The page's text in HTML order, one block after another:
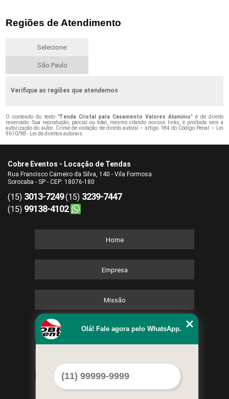
Regiões de Atendimento
Selecione:
São Paulo
Verifique as regiões que atendemos
O conteúdo do texto "Tenda Cristal para Casamento Valores Alumínio" é de direito
reservado. Sua reprodução, parcial ou total, mesmo citando nossos links, é proibida sem a
autorização do autor. Crime de violação de direito autoral – artigo 184 do Código Penal – Lei
9610/98 - Lei de direitos autorais.
Cobre Eventos - Locação de Tendas
Rua Francisco Carneiro da Silva, 140 - Vila Formosa
Sorocaba - SP - CEP: 18076-180
(15) 3013-7249(15) 3239-7447
(15) 99138-4102
Home
Empresa
Missão
Serviços
Mapa do site
Olá! Fale agora pelo WhatsApp.